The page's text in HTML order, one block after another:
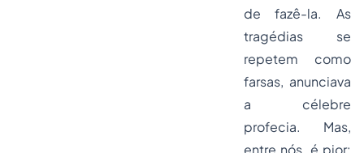
de fazê-la. As
tragédias se
repetem como
farsas, anunciava
a célebre
profecia. Mas,
entre nós, é pior: